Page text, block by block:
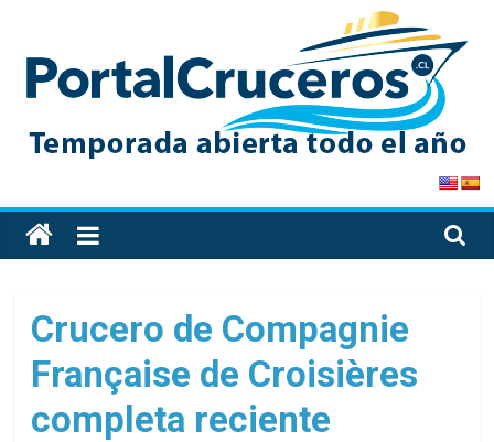
content
PortalCruceros
Toda
la
de
cruceros
en
un
solo
Crucero de Compagnie
Française de Croisières
completa reciente